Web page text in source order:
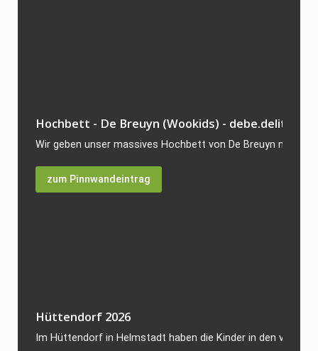
Hochbett - De Breuyn (Wookids) - debe.delite
Wir geben unser massives Hochbett von De Breuyn mit
zum Pinnwandeintrag
Hüttendorf 2026
Im Hüttendorf in Helmstadt haben die Kinder in den